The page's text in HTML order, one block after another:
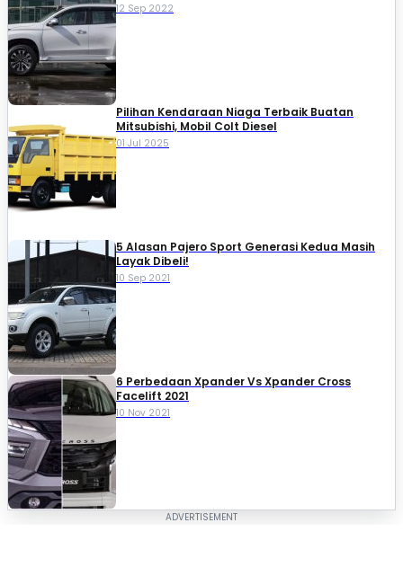
12 Sep 2022
Pilihan Kendaraan Niaga Terbaik Buatan
Mitsubishi, Mobil Colt Diesel
01 Jul 2025
5 Alasan Pajero Sport Generasi Kedua Masih
Layak Dibeli!
10 Sep 2021
6 Perbedaan Xpander Vs Xpander Cross
Facelift 2021
10 Nov 2021